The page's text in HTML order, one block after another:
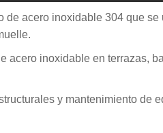
de acero inoxidable 304 que se
acero inoxidable en terrazas,
y mantenimiento de